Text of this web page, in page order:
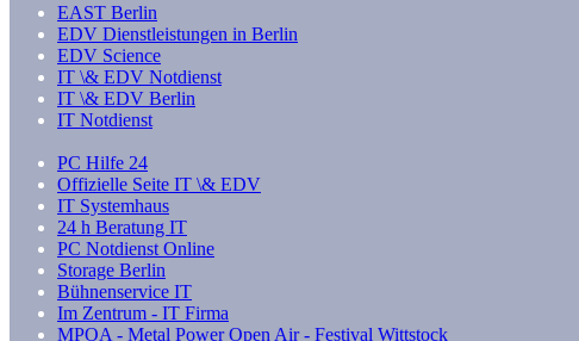
EAST Berlin
EDV Dienstleistungen in Berlin
EDV Science
IT \& EDV Notdienst
IT \& EDV Berlin
IT Notdienst
PC Hilfe 24
Offizielle Seite IT \& EDV
IT Systemhaus
24 h Beratung IT
PC Notdienst Online
Storage Berlin
Bühnenservice IT
Im Zentrum - IT Firma
MPOA - Metal Power Open Air - Festival Wittstock